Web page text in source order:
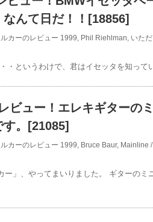
んて日だ！！[18856]
カーのレビュー 1999, Phil Riehlman, いた
・というわけで、君はイセッタを知って
ビュー！エレキギターの
。[21085]
カーのレビュー 1999, Bruce Baur, Mainline
ー」、やってまいりました。 ギターのミ